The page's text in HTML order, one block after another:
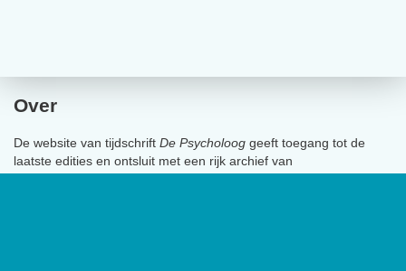
Over
De website van tijdschrift De Psycholoog geeft toegang tot de
laatste edities en ontsluit met een rijk archief van